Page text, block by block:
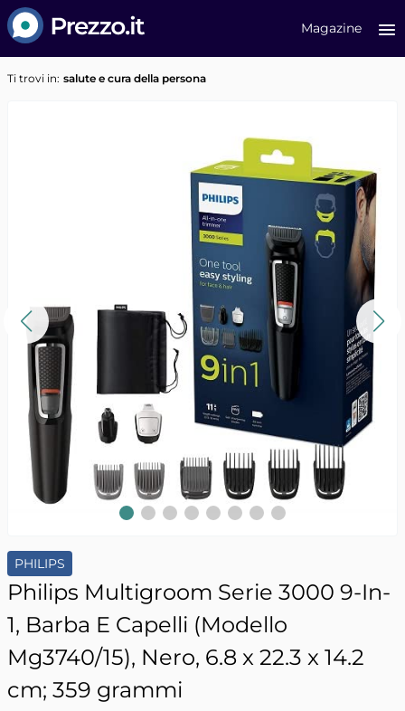
Prezzo.it
Magazine
Ti trovi in: salute e cura della persona
Slide 1Slide 2Slide 3Slide 4
Slide 5Slide 6
Slide 7Slide 8
PHILIPS
Philips Multigroom Serie 3000 9-In-
1, Barba E Capelli (Modello
Mg3740/15), Nero, ‎6.8 x 22.3 x 14.2
cm; 359 grammi